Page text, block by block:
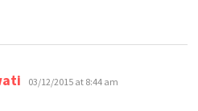
says:
03/12/2015 at 8:44 am